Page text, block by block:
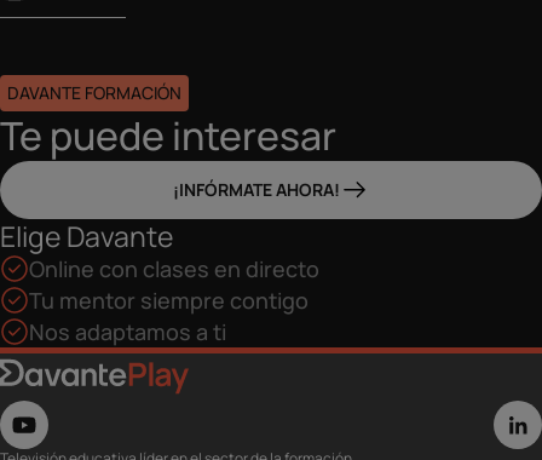
DAVANTE FORMACIÓN
Te puede interesar
¡INFÓRMATE AHORA!
Elige Davante
Online con clases en directo
Tu mentor siempre contigo
Nos adaptamos a ti